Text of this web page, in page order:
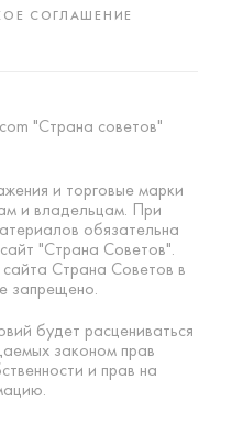
СОГЛАШЕНИЕ
"Страна советов"
и торговые марки
и владельцам. При
обязательна
"Страна Советов".
Страна Советов в
запрещено.
будет расцениваться
законом прав
и прав на